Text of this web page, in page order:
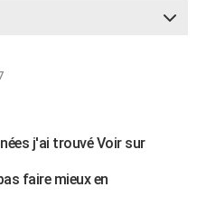
j'ai trouvé Voir sur
faire mieux en